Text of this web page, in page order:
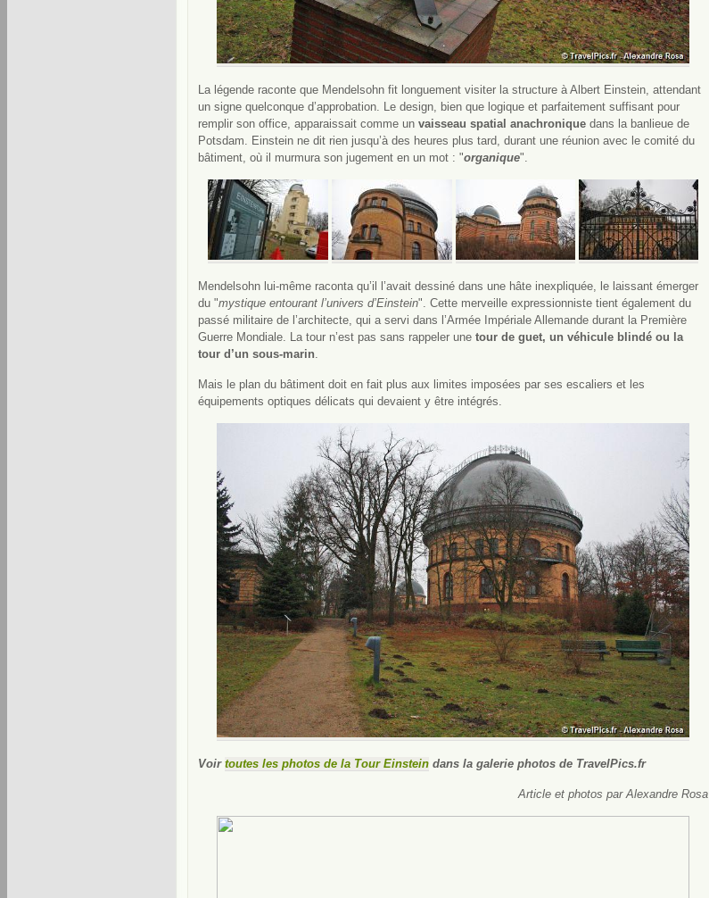
La légende raconte que Mendelsohn fit longuement visiter la structure à Albert Einstein, attendant
un signe quelconque d’approbation. Le design, bien que logique et parfaitement suffisant pour
remplir son office, apparaissait comme un vaisseau spatial anachronique dans la banlieue de
Potsdam. Einstein ne dit rien jusqu’à des heures plus tard, durant une réunion avec le comité du
bâtiment, où il murmura son jugement en un mot : "organique".
Mendelsohn lui-même raconta qu’il l’avait dessiné dans une hâte inexpliquée, le laissant émerger
du "mystique entourant l’univers d’Einstein". Cette merveille expressionniste tient également du
passé militaire de l’architecte, qui a servi dans l’Armée Impériale Allemande durant la Première
Guerre Mondiale. La tour n’est pas sans rappeler une tour de guet, un véhicule blindé ou la
tour d’un sous-marin.
Mais le plan du bâtiment doit en fait plus aux limites imposées par ses escaliers et les
équipements optiques délicats qui devaient y être intégrés.
Voir toutes les photos de la Tour Einstein dans la galerie photos de TravelPics.fr
Article et photos par Alexandre Rosa